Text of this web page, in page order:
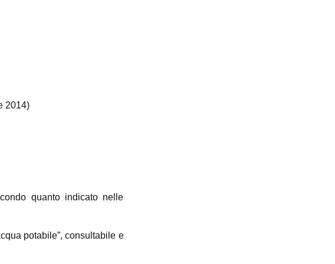
2014)
quanto indicato nelle
potabile”, consultabile e